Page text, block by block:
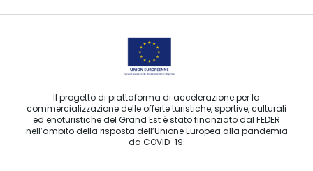
Il progetto di piattaforma di accelerazione per la
commercializzazione delle offerte turistiche, sportive, culturali
ed enoturistiche del Grand Est è stato finanziato dal FEDER
nell’ambito della risposta dell’Unione Europea alla pandemia
da COVID-19.